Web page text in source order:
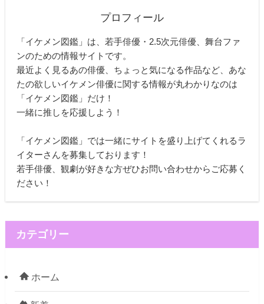
プロフィール
「イケメン図鑑」は、若手俳優・2.5次元俳優、舞台ファ
ンのための情報サイトです。
最近よく見るあの俳優、ちょっと気になる作品など、あな
たの欲しいイケメン俳優に関する情報が丸わかりなのは
「イケメン図鑑」だけ！
一緒に推しを応援しよう！
「イケメン図鑑」では一緒にサイトを盛り上げてくれるラ
イターさんを募集しております！
若手俳優、観劇が好きな方ぜひお問い合わせからご応募く
ださい！
カテゴリー
ホーム